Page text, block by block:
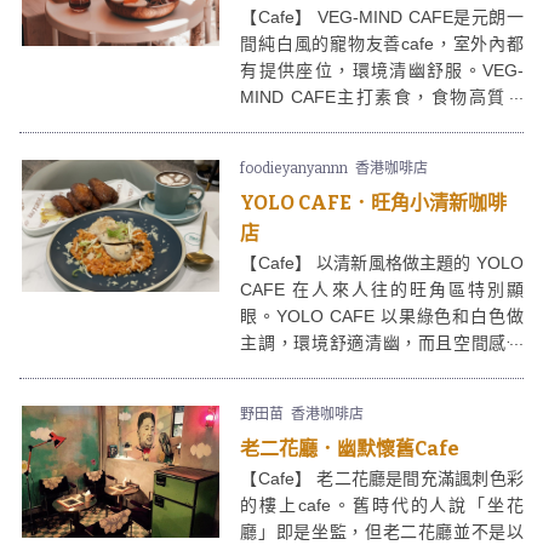
點。
【Cafe】 VEG-MIND CAFE是元朗一
間純白風的寵物友善cafe，室外內都
有提供座位，環境清幽舒服。VEG-
MIND CAFE主打素食，食物高質。
開胃美味。
foodieyanyannn 香港咖啡店
YOLO CAFE．旺角小清新咖啡
店
【Cafe】 以清新風格做主題的 YOLO
CAFE 在人來人往的旺角區特別顯
眼。YOLO CAFE 以果綠色和白色做
主調，環境舒適清幽，而且空間感十
光顧套餐更可加$30就食到招牌
Triamisu Croffle（牛角包窩夫），以
稠密忌廉芝士、咖啡粉配上香噴噴的
Croffle，非常滿足啊！
野田苗 香港咖啡店
老二花廳．幽默懷舊Cafe
【Cafe】 老二花廳是間充滿諷刺色彩
的樓上cafe。舊時代的人說「坐花
廳」即是坐監，但老二花廳並不是以